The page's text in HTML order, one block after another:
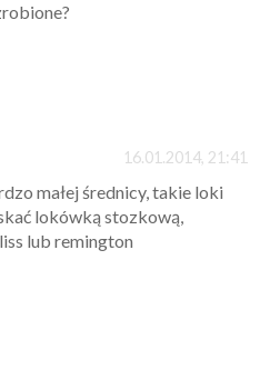
16.01.2014, 21:41
małej średnicy, takie loki
lokówką stozkową,
lub remington